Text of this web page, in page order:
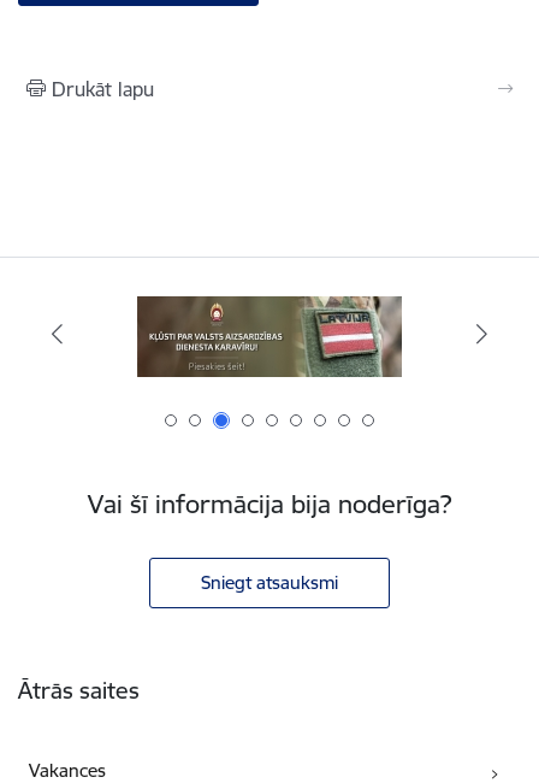
Drukāt lapu
Vai šī informācija bija noderīga?
Sniegt atsauksmi
Ātrās saites
Vakances